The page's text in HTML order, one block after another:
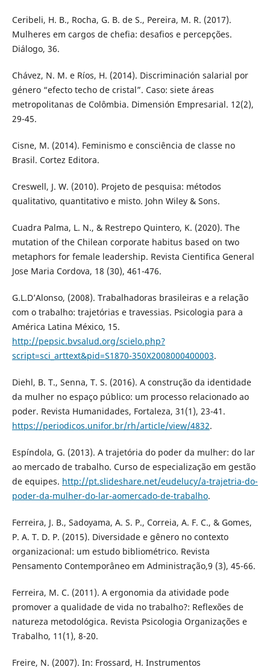
Ceribeli, H. B., Rocha, G. B. de S., Pereira, M. R. (2017).
Mulheres em cargos de chefia: desafios e percepções.
Diálogo, 36.
Chávez, N. M. e Ríos, H. (2014). Discriminación salarial por
género “efecto techo de cristal”. Caso: siete áreas
metropolitanas de Colômbia. Dimensión Empresarial. 12(2),
29-45.
Cisne, M. (2014). Feminismo e consciência de classe no
Brasil. Cortez Editora.
Creswell, J. W. (2010). Projeto de pesquisa: métodos
qualitativo, quantitativo e misto. John Wiley & Sons.
Cuadra Palma, L. N., & Restrepo Quintero, K. (2020). The
mutation of the Chilean corporate habitus based on two
metaphors for female leadership. Revista Cientifica General
Jose Maria Cordova, 18 (30), 461-476.
G.L.D’Alonso, (2008). Trabalhadoras brasileiras e a relação
com o trabalho: trajetórias e travessias. Psicologia para a
América Latina México, 15.
http://pepsic.bvsalud.org/scielo.php?
script=sci_arttext&pid=S1870-350X2008000400003.
Diehl, B. T., Senna, T. S. (2016). A construção da identidade
da mulher no espaço público: um processo relacionado ao
poder. Revista Humanidades, Fortaleza, 31(1), 23-41.
https://periodicos.unifor.br/rh/article/view/4832.
Espíndola, G. (2013). A trajetória do poder da mulher: do lar
ao mercado de trabalho. Curso de especialização em gestão
de equipes. http://pt.slideshare.net/eudelucy/a-trajetria-do-
poder-da-mulher-do-lar-aomercado-de-trabalho.
Ferreira, J. B., Sadoyama, A. S. P., Correia, A. F. C., & Gomes,
P. A. T. D. P. (2015). Diversidade e gênero no contexto
organizacional: um estudo bibliométrico. Revista
Pensamento Contemporâneo em Administração,9 (3), 45-66.
Ferreira, M. C. (2011). A ergonomia da atividade pode
promover a qualidade de vida no trabalho?: Reflexões de
natureza metodológica. Revista Psicologia Organizações e
Trabalho, 11(1), 8-20.
Freire, N. (2007). In: Frossard, H. Instrumentos